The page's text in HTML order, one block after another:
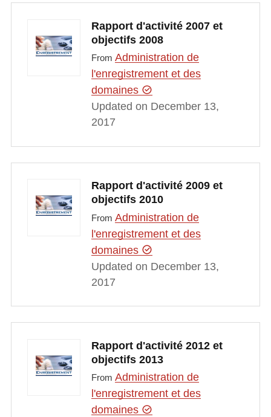
Rapport d'activité 2007 et
objectifs 2008
From Administration de
l'enregistrement et des
domaines
Updated on December 13,
2017
Rapport d'activité 2009 et
objectifs 2010
From Administration de
l'enregistrement et des
domaines
Updated on December 13,
2017
Rapport d'activité 2012 et
objectifs 2013
From Administration de
l'enregistrement et des
domaines